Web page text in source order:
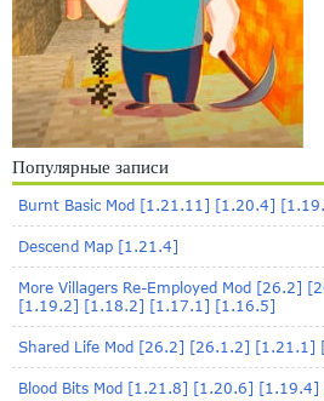
Популярные записи
Burnt Basic Mod [1.21.11] [1.20.4]
Descend Map [1.21.4]
More Villagers Re-Employed Mod [26.2]
[1.19.2] [1.18.2] [1.17.1] [1.16.5]
Shared Life Mod [26.2] [26.1.2] [1.21.1]
Blood Bits Mod [1.21.8] [1.20.6]